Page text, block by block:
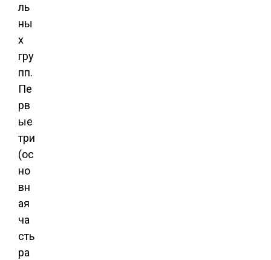
ль
ны
х
гру
пп.
Пе
рв
ые
три
(ос
но
вн
ая
ча
сть
ра